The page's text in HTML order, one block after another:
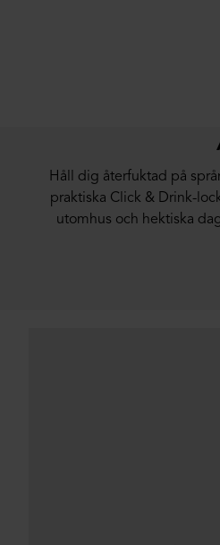
Håll dig återfuktad på
praktiska Click & Drink-
utomhus och hektiska